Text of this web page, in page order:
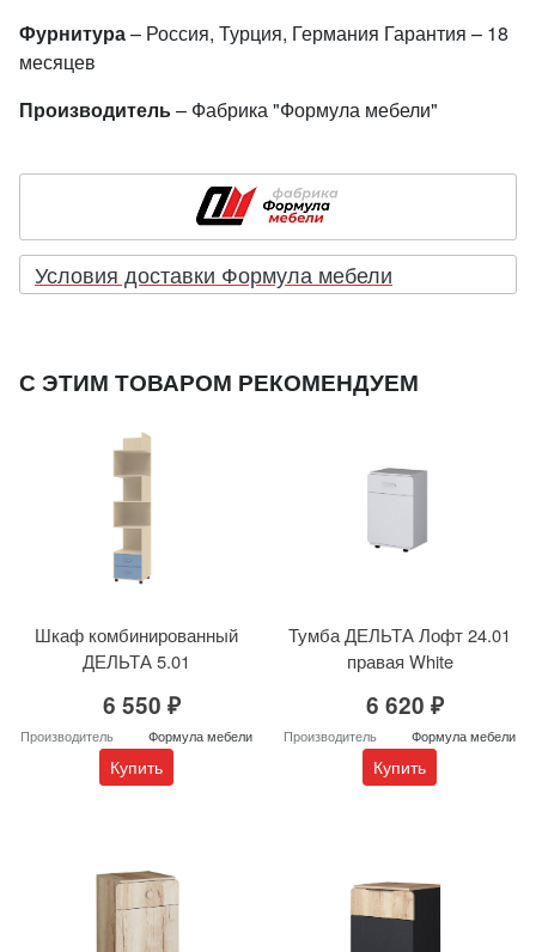
Фурнитура– Россия, Турция, Германия Гарантия – 18
месяцев
Производитель– Фабрика "Формула мебели"
Условия доставки Формула мебели
С ЭТИМ ТОВАРОМ РЕКОМЕНДУЕМ
Шкаф комбинированный
ДЕЛЬТА 5.01
6 550 ₽
Производитель Формула мебели
Купить
Тумба ДЕЛЬТА Лофт 24.01
правая White
6 620 ₽
Производитель Формула мебели
Купить